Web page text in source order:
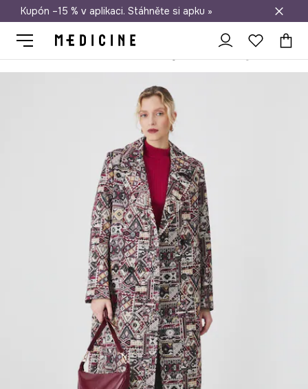
Doprava zdarma při nákupu nad 1 200 Kč
Kupón –15 % v aplikaci. Stáhněte si apku »